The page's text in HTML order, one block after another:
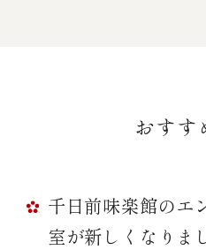
おすす
千日前味楽館のエ
室が新しくなりま